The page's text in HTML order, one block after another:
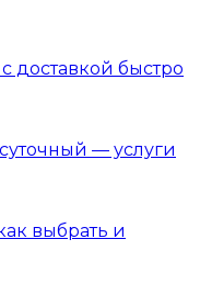
доставкой быстро
— услуги
выбрать и